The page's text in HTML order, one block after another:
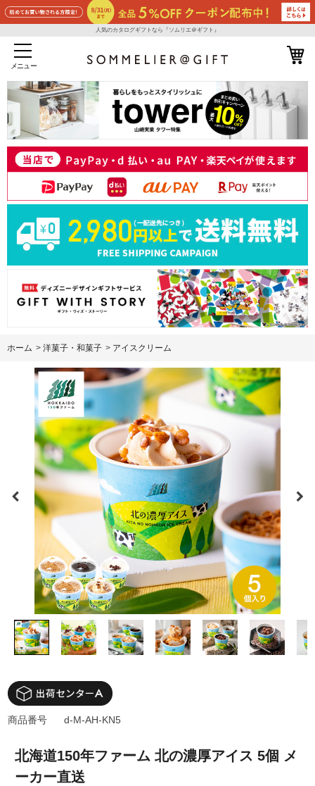
人気のカタログギフトなら『ソムリエ＠ギフト』
メニュー
ホーム > 洋菓子・和菓子 > アイスクリーム
北海道150年ファーム 北の濃厚アイス 5個 メ
ーカー直送
商品番号 d-M-AH-KN5